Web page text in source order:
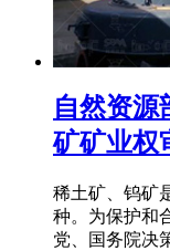
自然资源
矿矿业权
稀土矿、钨矿
种。为保护和
党、国务院决